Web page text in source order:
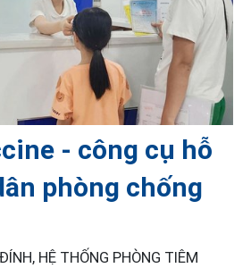
- công cụ hỗ
phòng chống
HỆ THỐNG PHÒNG TIÊM